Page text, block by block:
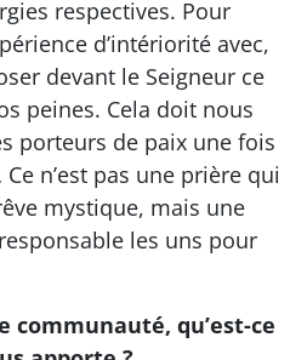
respectives. Pour
d’intériorité avec,
devant le Seigneur ce
peines. Cela doit nous
porteurs de paix une fois
n’est pas une prière qui
mystique, mais une
les uns pour
communauté, qu’est-ce